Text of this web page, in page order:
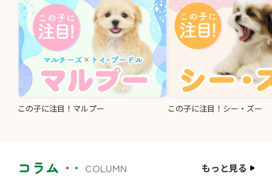
この子に注目！マルプー この子に注目！シー・ズー
コラム COLUMN もっと見る